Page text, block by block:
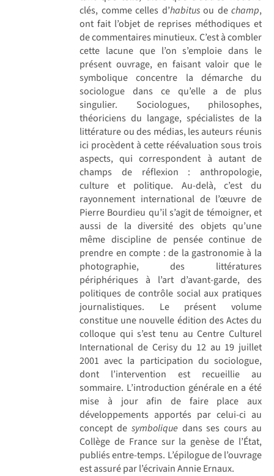
clés, comme celles d’habitusou de champ,
ont fait l’objet de reprises méthodiques et
de commentaires minutieux. C’est à combler
cette lacune que l’on s’emploie dans le
présent ouvrage, en faisant valoir que le
symbolique concentre la démarche du
sociologue dans ce qu’elle a de plus
singulier. Sociologues, philosophes,
théoriciens du langage, spécialistes de la
littérature ou des médias, les auteurs réunis
ici procèdent à cette réévaluation sous trois
aspects, qui correspondent à autant de
champs de réflexion : anthropologie,
culture et politique. Au-delà, c’est du
rayonnement international de l’œuvre de
Pierre Bourdieu qu’il s’agit de témoigner, et
aussi de la diversité des objets qu’une
même discipline de pensée continue de
prendre en compte : de la gastronomie à la
photographie, des littératures
périphériques à l’art d’avant-garde, des
politiques de contrôle social aux pratiques
journalistiques. Le présent volume
constitue une nouvelle édition des Actes du
colloque qui s’est tenu au Centre Culturel
International de Cerisy du 12 au 19 juillet
2001 avec la participation du sociologue,
dont l’intervention est recueillie au
sommaire. L’introduction générale en a été
mise à jour afin de faire place aux
développements apportés par celui-ci au
concept de symbolique dans ses cours au
Collège de France sur la genèse de l’État,
publiés entre-temps. L’épilogue de l’ouvrage
est assuré par l’écrivain Annie Ernaux.